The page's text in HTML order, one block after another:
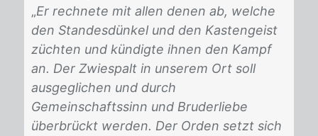
„Er rechnete mit allen denen ab, welche
den Standesdünkel und den Kastengeist
züchten und kündigte ihnen den Kampf
an. Der Zwiespalt in unserem Ort soll
ausgeglichen und durch
Gemeinschaftssinn und Bruderliebe
überbrückt werden. Der Orden setzt sich